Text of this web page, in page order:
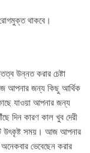
থাকবে।
উন্নত করার চেষ্টা
আপনার জন্য কিছু আর্থিক
যাওয়া আপনার জন্য
দিন কারণ কাল খুব দেরী
উৎকৃষ্ট সময়। আজ আপনার
ভেবেছেন করার